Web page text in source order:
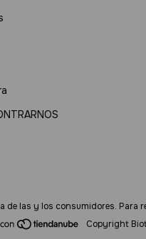
de las y los consumidores. Para
Copyright